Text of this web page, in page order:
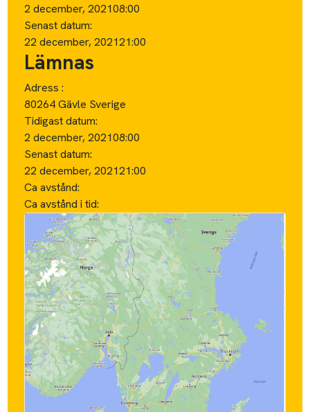
2 december, 202108:00
Senast datum:
22 december, 202121:00
Lämnas
Adress :
80264 Gävle Sverige
Tidigast datum:
2 december, 202108:00
Senast datum:
22 december, 202121:00
Ca avstånd:
Ca avstånd i tid: